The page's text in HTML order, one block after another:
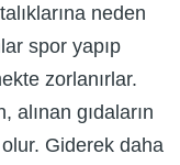
neden
spor yapıp
zorlanırlar.
alınan gıdaların
Giderek daha